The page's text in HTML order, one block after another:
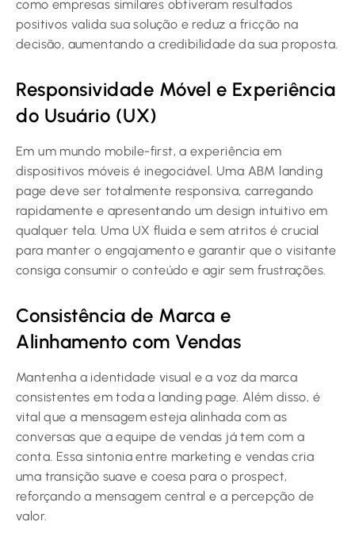
como empresas similares obtiveram resultados
positivos valida sua solução e reduz a fricção na
decisão, aumentando a credibilidade da sua proposta.
Responsividade Móvel e Experiência
do Usuário (UX)
Em um mundo mobile-first, a experiência em
dispositivos móveis é inegociável. Uma ABM landing
page deve ser totalmente responsiva, carregando
rapidamente e apresentando um design intuitivo em
qualquer tela. Uma UX fluida e sem atritos é crucial
para manter o engajamento e garantir que o visitante
consiga consumir o conteúdo e agir sem frustrações.
Consistência de Marca e
Alinhamento com Vendas
Mantenha a identidade visual e a voz da marca
consistentes em toda a landing page. Além disso, é
vital que a mensagem esteja alinhada com as
conversas que a equipe de vendas já tem com a
conta. Essa sintonia entre marketing e vendas cria
uma transição suave e coesa para o prospect,
reforçando a mensagem central e a percepção de
valor.